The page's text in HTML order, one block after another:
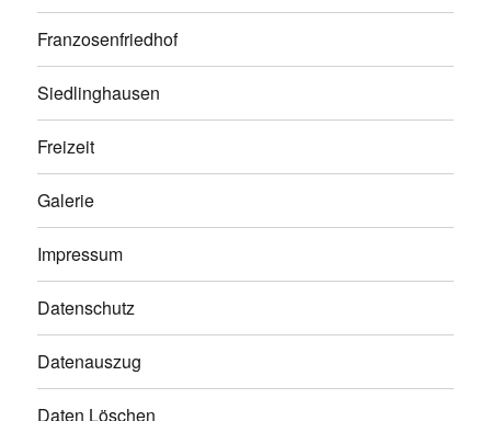
Franzosenfriedhof
Siedlinghausen
Freizeit
Galerie
Impressum
Datenschutz
Datenauszug
Daten Löschen